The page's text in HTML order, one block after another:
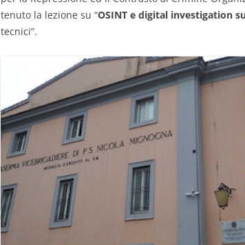
tenuto la lezione su “OSINT e digital investigation
tecnici”.